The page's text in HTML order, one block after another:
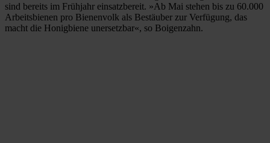
sind bereits im Frühjahr einsatzbereit. »Ab Mai stehen bis zu 60.000
Arbeitsbienen pro Bienenvolk als Bestäuber zur Verfügung, das
macht die Honigbiene unersetzbar«, so Boigenzahn.